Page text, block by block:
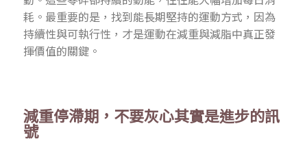
耗。最重要的是，找到能長期堅持的運動方式，因為
持續性與可執行性，才是運動在減重與減脂中真正發
揮價值的關鍵。
減重停滯期，不要灰心其實是進步的訊
號